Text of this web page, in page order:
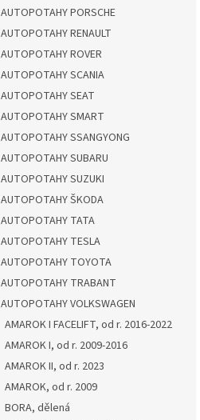
AUTOPOTAHY PORSCHE
AUTOPOTAHY RENAULT
AUTOPOTAHY ROVER
AUTOPOTAHY SCANIA
AUTOPOTAHY SEAT
AUTOPOTAHY SMART
AUTOPOTAHY SSANGYONG
AUTOPOTAHY SUBARU
AUTOPOTAHY SUZUKI
AUTOPOTAHY ŠKODA
AUTOPOTAHY TATA
AUTOPOTAHY TESLA
AUTOPOTAHY TOYOTA
AUTOPOTAHY TRABANT
AUTOPOTAHY VOLKSWAGEN
AMAROK I FACELIFT, od r. 2016-2022
AMAROK I, od r. 2009-2016
AMAROK II, od r. 2023
AMAROK, od r. 2009
BORA, dělená